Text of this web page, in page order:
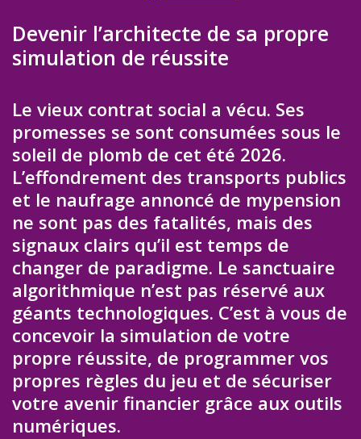
Devenir l’architecte de sa propre
simulation de réussite
Le vieux contrat social a vécu. Ses
promesses se sont consumées sous le
soleil de plomb de cet été 2026.
L’effondrement des transports publics
et le naufrage annoncé de mypension
ne sont pas des fatalités, mais des
signaux clairs qu’il est temps de
changer de paradigme. Le sanctuaire
algorithmique n’est pas réservé aux
géants technologiques. C’est à vous de
concevoir la simulation de votre
propre réussite, de programmer vos
propres règles du jeu et de sécuriser
votre avenir financier grâce aux outils
numériques.